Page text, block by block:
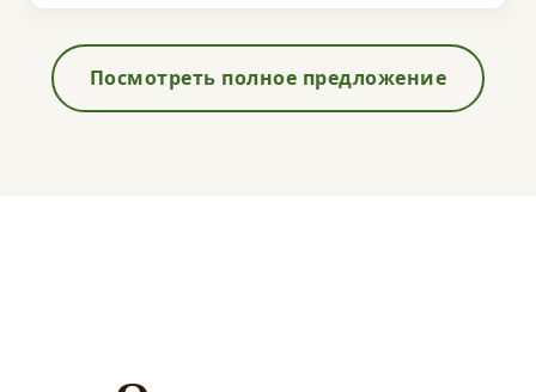
Посмотреть полное предложение